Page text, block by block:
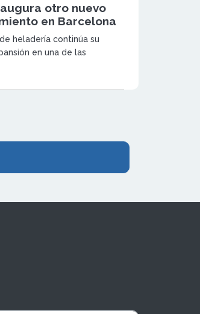
otro nuevo
en Barcelona
heladería continúa su
en una de las